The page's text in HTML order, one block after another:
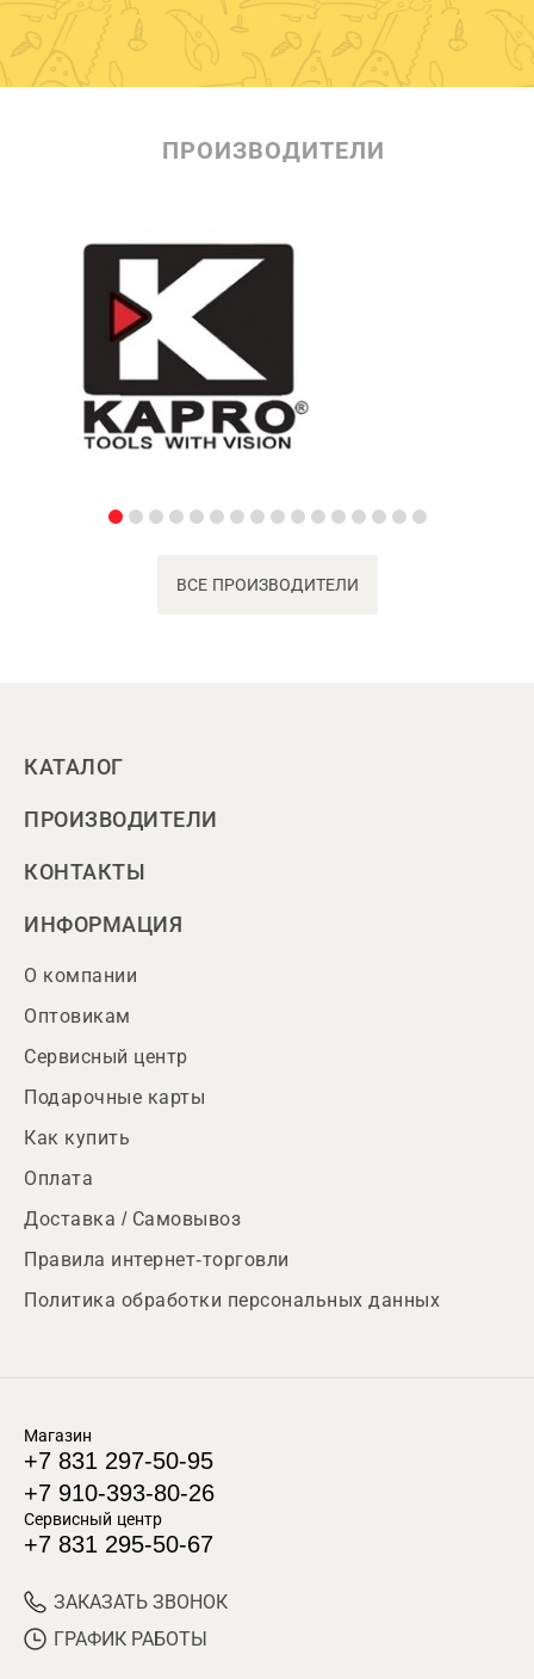
ПРОИЗВОДИТЕЛИ
ВСЕ ПРОИЗВОДИТЕЛИ
КАТАЛОГ
ПРОИЗВОДИТЕЛИ
КОНТАКТЫ
ИНФОРМАЦИЯ
О компании
Оптовикам
Сервисный центр
Подарочные карты
Как купить
Оплата
Доставка / Самовывоз
Правила интернет-торговли
Политика обработки персональных данных
Магазин
+7 831 297-50-95
+7 910-393-80-26
Сервисный центр
+7 831 295-50-67
ЗАКАЗАТЬ ЗВОНОК
ГРАФИК РАБОТЫ